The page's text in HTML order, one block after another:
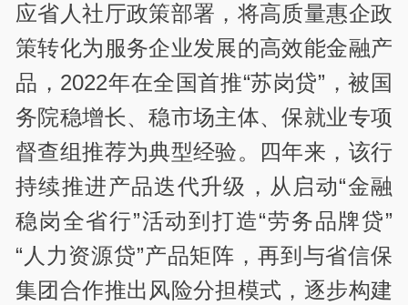
应省人社厅政策部署，将高质量惠企政
策转化为服务企业发展的高效能金融产
品，2022年在全国首推“苏岗贷”，被国
务院稳增长、稳市场主体、保就业专项
督查组推荐为典型经验。四年来，该行
持续推进产品迭代升级，从启动“金融
稳岗全省行”活动到打造“劳务品牌贷”
“人力资源贷”产品矩阵，再到与省信保
集团合作推出风险分担模式，逐步构建